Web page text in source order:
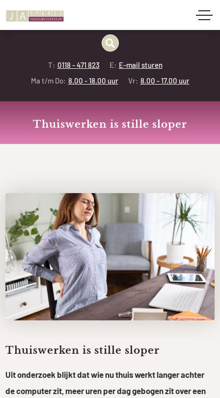
T: 0118 - 471 823 E: E-mail sturen
Ma t/m Do: 8.00 - 18.00 uur Vr: 8.00 - 17.00 uur
Thuiswerken is stille sloper
Thuiswerken is stille sloper
Uit onderzoek blijkt dat wie nu thuis werkt langer achter
de computer zit, meer uren per dag gebogen zit over een